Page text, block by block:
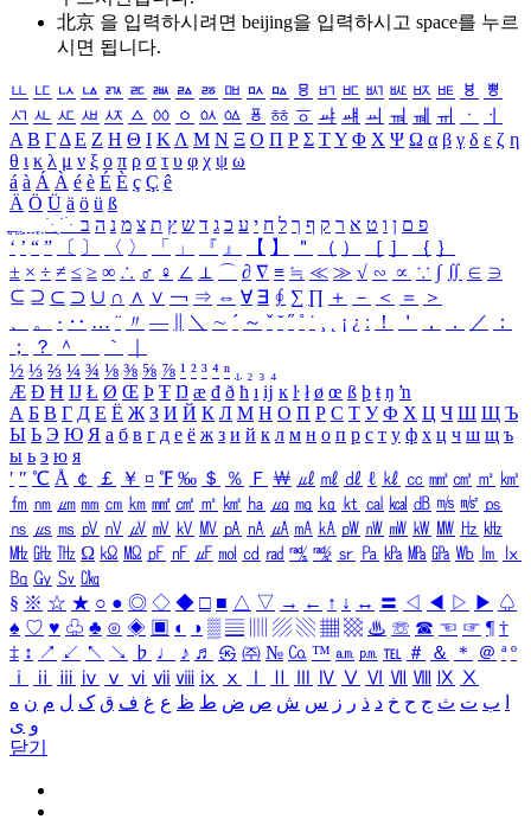
北京 을 입력하시려면 beijing을 입력하시고 space를 누르
시면 됩니다.
ㅥ ㅦ ㅧ ㅨ ㅩ ㅪ ㅫ ㅬ ㅭ ㅮ ㅯ ㅰ ㅱ ㅲ ㅳ ㅴ ㅵ ㅶ ㅷ ㅸ
ㅹ
ㅺ ㅻ ㅼ ㅽ ㅾ ㅿ ㆀ ㆁ ㆂ ㆃ ㆄ ㆅ ㆆ ㆇ ㆈ ㆉ ㆊ ㆋ ㆌ ㆍ
ㆎ
Α Β ΓΔ Ε Ζ Η Θ Ι ΚΛ Μ Ν Ξ Ο Π Ρ Σ ΤΥ Φ Χ Ψ Ω α β γ δ ε ζ η
θ ι κ λ μ ν ξ ο π ρ σ τ υ φ χ ψ ω
á à Á À é è É È ç Ç ê
Ä Ö Ü ä ö ü ß
ִֶֹ ֻּ ׁׂ פ ם ן ו ט א ר ק ף ך ל ח י ע כ ג ד ש ץ ת צ מ נ ה ב
‘ ’ “ ” 〔 〕 〈 〉 「 」 『 』 【 】 ＂ （ ） ［ ］ ｛ ｝
± × ÷ ≠ ≤ ≥ ∞ ∴ ♂ ♀ ∠ ⊥ ⌒ ∂ ∇ ≡ ≒ ≪ ≫ √ ∽ ∝ ∵ ∫ ∬ ∈ ∋
⊆ ⊇ ⊂ ⊃ ∪ ∩ ∧ ∨ ￢ ⇒ ⇔ ∀ ∃ ∮ ∑ ∏ ＋ － ＜ ＝
＞
、
。 · ‥ … ¨ 〃 ― ＼ ∼ ´ ～ ˇ ˘ ˝ ˚ ˙ ¸ ¡ ¿ ː ！ ＇ ， ． ／
：
；
？ ＾ ｀
½ ⅓ ⅔ ¼ ¾ ⅛ ⅜ ⅝ ⅞ ¹ ² ³ ⁴ ⁿ ₁ ₂ ₃ ₄
Æ Ð Ħ Ĳ Ł Ø Œ Þ Ŧ Ŋ æ đ ð ħ ı ĳ ĸ ŀ ł ø œ ß þ ŧ ŋ ŉ
А Б В Г Д Е Ё Ж З И Й К Л М Н О П Р С Т У Ф Х Ц Ч Ш Щ Ъ
Ы Ь Э Ю Я а б в г д е ё ж з и й к л м н о п р с т у ф х ц ч ш щ ъ
ы ь э ю я
′ ″ ℃ Å ￠ ￡ ￥ ¤ ℉ ‰ ＄ ％ Ｆ ￦ ㎕ ㎖ ㎗ ℓ ㎘ ㏄ ㎣ ㎤ ㎥ ㎦
㎙ ㎚ ㎛ ㎜ ㎝ ㎞ ㎟ ㎠ ㎡ ㎢ ㏊ ㎍ ㎎ ㎏ ㏏ ㎈ ㎉ ㏈ ㎧ ㎨ ㎰
㎱ ㎲ ㎳ ㎴ ㎵ ㎶ ㎷ ㎸ ㎹ ㎀ ㎁ ㎂ ㎃ ㎄ ㎺ ㎻ ㎽ ㎾ ㎿ ㎐ ㎑
㎒ ㎓ ㎔ Ω ㏀ ㏁ ㎊ ㎋ ㎌ ㏖ ㏅ ㎭ ㎮ ㎯ ㏛ ㎩ ㎪ ㎫ ㎬ ㏝ ㏐
㏓
㏃ ㏉ ㏜ ㏆
§ ※ ☆ ★ ○ ● ◎ ◇ ◆ □ ■ △ ▽ → ← ↑ ↓ ↔ 〓 ◁ ◀ ▷ ▶ ♤
♠ ♡ ♥ ♧ ♣ ⊙ ◈ ▣ ◐ ◑ ▒ ▤ ▨ ▧ ▦ ▩ ♨ ☏ ☎ ☜ ☞ ¶ †
‡ ↕ ↗ ↙ ↖ ↘ ♭ ♩ ♪ ♬ ㉿ ㈜ № ㏇ ™ ㏂ ㏘ ℡ ＃ ＆ ＊ ＠ ª º
ⅰ
ⅱ ⅲ ⅳ ⅴ ⅵ ⅶ ⅷ ⅸ ⅹ Ⅳ Ⅴ Ⅵ Ⅶ Ⅷ Ⅸ Ⅹ
ب ت ث ج ح خ د ذ ر ز س ش ص ض ط ظ ع غ ف ق ک ل م ن ه
و ی
닫기